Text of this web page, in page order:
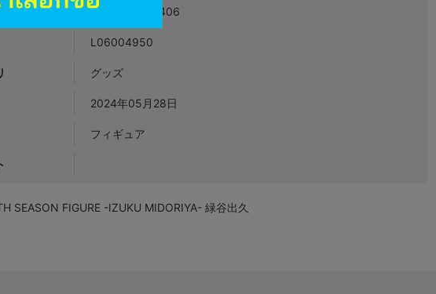
4983164876406
L06004950
グッズ
2024年05月28日
フィギュア
SEASON FIGURE -IZUKU MIDORIYA- 緑谷出久